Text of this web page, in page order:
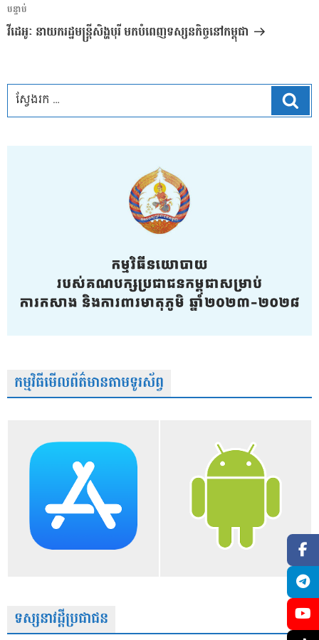
អត្ថបទ
បន្ទាប់
បន្ទាប់
វីដេអូៈ នាយករដ្ឋមន្ត្រីសិង្ហបុរី មកបំពេញទស្សនកិច្ចនៅកម្ពុជា
កម្មវិធីមើលព័ត៌មានតាមទូរស័ព្វ
ទស្សនាវដ្តីប្រជាជន